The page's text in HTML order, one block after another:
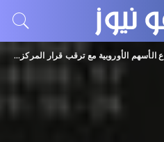
الأسهم الأوروبية مع ترقب قرار المركزي الأميركي